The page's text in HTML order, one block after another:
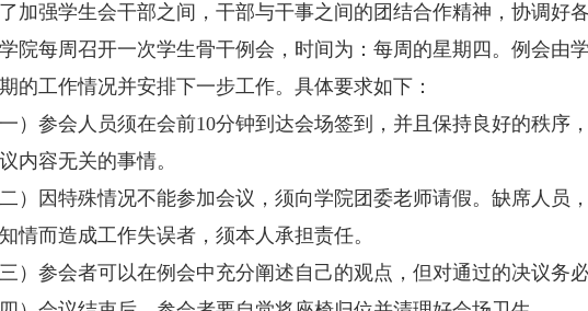
强学生会干部之间，干部与干事之间的团结合作精神，协调好
院每周召开一次学生骨干例会，时间为：每周的星期四。例会由
的工作情况并安排下一步工作。具体要求如下：
参会人员须在会前10分钟到达会场签到，并且保持良好的秩序
内容无关的事情。
因特殊情况不能参加会议，须向学院团委老师请假。缺席人员，
情而造成工作失误者，须本人承担责任。
参会者可以在例会中充分阐述自己的观点，但对通过的决议务必